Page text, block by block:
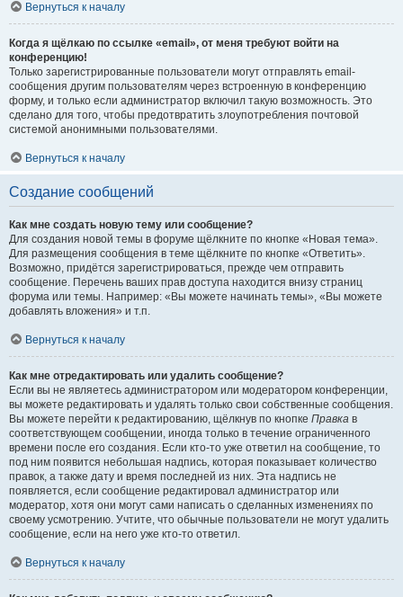
Вернуться к началу
Когда я щёлкаю по ссылке «email», от меня требуют войти на
конференцию!
Только зарегистрированные пользователи могут отправлять email-
сообщения другим пользователям через встроенную в конференцию
форму, и только если администратор включил такую возможность. Это
сделано для того, чтобы предотвратить злоупотребления почтовой
системой анонимными пользователями.
Вернуться к началу
Создание сообщений
Как мне создать новую тему или сообщение?
Для создания новой темы в форуме щёлкните по кнопке «Новая тема».
Для размещения сообщения в теме щёлкните по кнопке «Ответить».
Возможно, придётся зарегистрироваться, прежде чем отправить
сообщение. Перечень ваших прав доступа находится внизу страниц
форума или темы. Например: «Вы можете начинать темы», «Вы можете
добавлять вложения» и т.п.
Вернуться к началу
Как мне отредактировать или удалить сообщение?
Если вы не являетесь администратором или модератором конференции,
вы можете редактировать и удалять только свои собственные сообщения.
Вы можете перейти к редактированию, щёлкнув по кнопке Правка в
соответствующем сообщении, иногда только в течение ограниченного
времени после его создания. Если кто-то уже ответил на сообщение, то
под ним появится небольшая надпись, которая показывает количество
правок, а также дату и время последней из них. Эта надпись не
появляется, если сообщение редактировал администратор или
модератор, хотя они могут сами написать о сделанных изменениях по
своему усмотрению. Учтите, что обычные пользователи не могут удалить
сообщение, если на него уже кто-то ответил.
Вернуться к началу